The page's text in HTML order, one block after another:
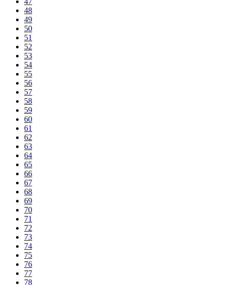
48
49
50
51
52
53
54
55
56
57
58
59
60
61
62
63
64
65
66
67
68
69
70
71
72
73
74
75
76
77
78